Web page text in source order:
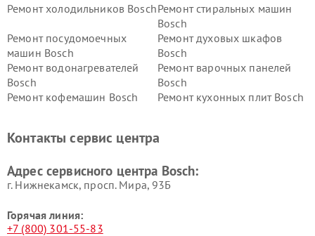
Ремонт холодильников BoschРемонт стиральных машин
Bosch
Ремонт посудомоечных
машин Bosch
Ремонт духовых шкафов
Bosch
Ремонт водонагревателей
Bosch
Ремонт варочных панелей
Bosch
Ремонт кофемашин Bosch
Ремонт кухонных плит Bosch
Ремонт сушильных автоматовРемонт морозильных камер
Контакты сервис центра
Адрес сервисного центра Bosch:
г. Нижнекамск, просп. Мира, 93Б
Горячая линия:
+7 (800) 301-55-83